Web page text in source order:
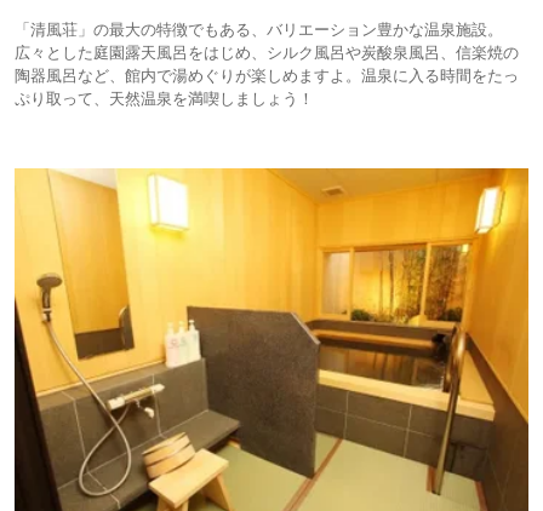
「清風荘」の最大の特徴でもある、バリエーション豊かな温泉施設。
広々とした庭園露天風呂をはじめ、シルク風呂や炭酸泉風呂、信楽焼の
陶器風呂など、館内で湯めぐりが楽しめますよ。温泉に入る時間をたっ
ぷり取って、天然温泉を満喫しましょう！